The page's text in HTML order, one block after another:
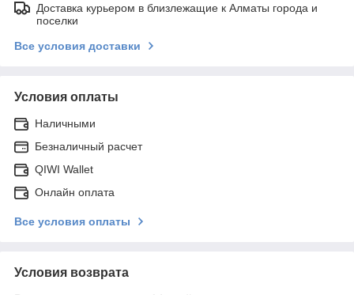
Доставка курьером в близлежащие к Алматы города и
поселки
Все условия доставки
Условия оплаты
Наличными
Безналичный расчет
QIWI Wallet
Онлайн оплата
Все условия оплаты
Условия возврата